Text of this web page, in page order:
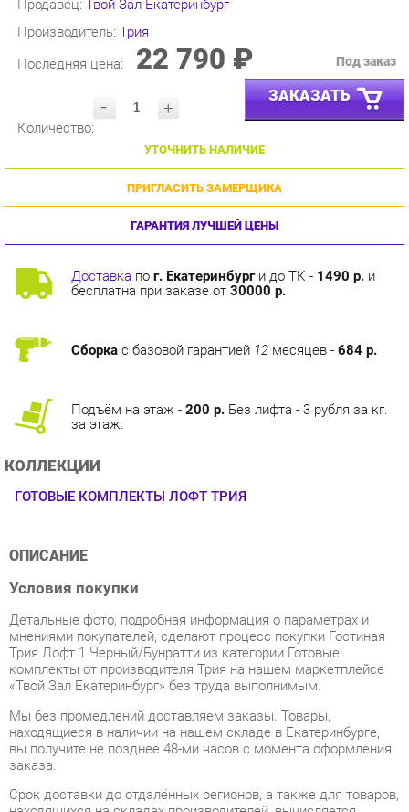
Производитель:Трия
Последняя цена:
22 790 ₽
- ЗАКАЗАТЬ
УТОЧНИТЬ НАЛИЧИЕ
ПРИГЛАСИТЬ ЗАМЕРЩИКА
ГАРАНТИЯ ЛУЧШЕЙ ЦЕНЫ
Доставкапог. Екатеринбурги до ТК -1490 р.и
КОЛЛЕКЦИИ
мнениями покупателей, сделают процесс покупки Гостиная
комплекты от производителя Трия на нашем маркетплейсе
«Твой Зал Екатеринбург» без труда выполнимым.
Мы без промедлений доставляем заказы. Товары,
находящиеся в наличии на нашем складе в Екатеринбурге,
вы получите не позднее 48-ми часов с момента оформления
заказа.
Срок доставки до отдалённых регионов, а также для товаров,
находящихся на складах производителей, вычисляется
индивидуально. Чтобы узнать подробности о наличии, сроках
и стоимости доставки, используйте нашу форму
связи .